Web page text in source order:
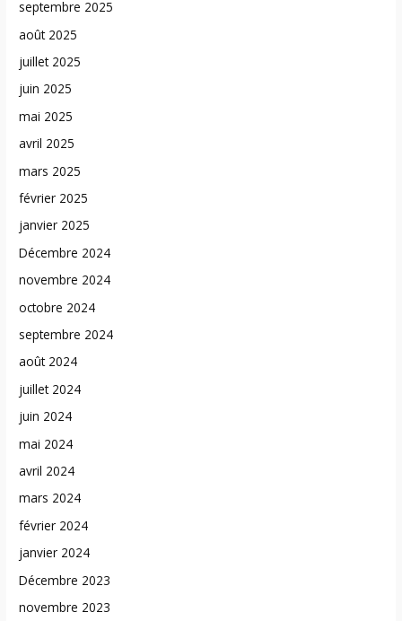
septembre 2025
août 2025
juillet 2025
juin 2025
mai 2025
avril 2025
mars 2025
février 2025
janvier 2025
Décembre 2024
novembre 2024
octobre 2024
septembre 2024
août 2024
juillet 2024
juin 2024
mai 2024
avril 2024
mars 2024
février 2024
janvier 2024
Décembre 2023
novembre 2023